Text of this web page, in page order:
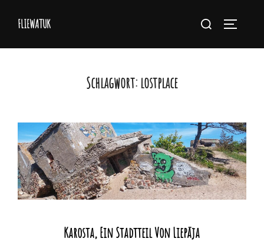
FLIEWATUK
Suchen
Schlagwort: lostplace
Karosta, Ein Stadtteil Von Liepāja